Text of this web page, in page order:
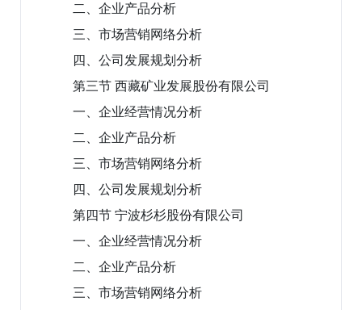
二、企业产品分析
三、市场营销网络分析
四、公司发展规划分析
第三节 西藏矿业发展股份有限公司
一、企业经营情况分析
二、企业产品分析
三、市场营销网络分析
四、公司发展规划分析
第四节 宁波杉杉股份有限公司
一、企业经营情况分析
二、企业产品分析
三、市场营销网络分析